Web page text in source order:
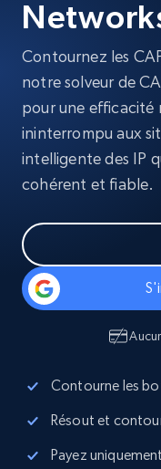
Contournez les
notre solveur de
pour une efficacité
ininterrompu aux
intelligente des IP
cohérent et fiable.
Contourne les
Résout et
Payez